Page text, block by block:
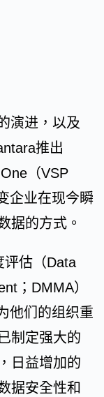
演进，以及
推出
（VSP
企业在现今瞬
据的方式。
评估（Data
；DMMA）
他们的组织重
制定强大的
日益增加的
据安全性和